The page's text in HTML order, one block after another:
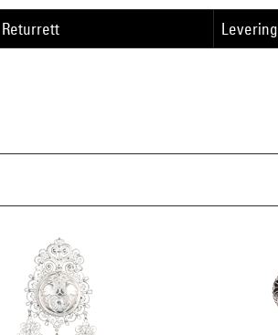
Returrett Levering